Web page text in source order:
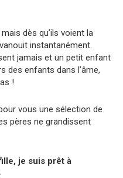
dès qu’ils voient la
instantanément.
jamais et un petit enfant
des enfants dans l’âme,
!
vous une sélection de
pères ne grandissent
je suis prêt à